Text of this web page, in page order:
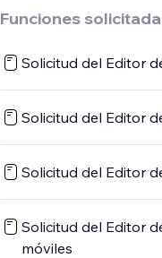
Funciones
Solicitud del Editor
Solicitud del Editor
Solicitud del Editor
Solicitud del Editor
móviles